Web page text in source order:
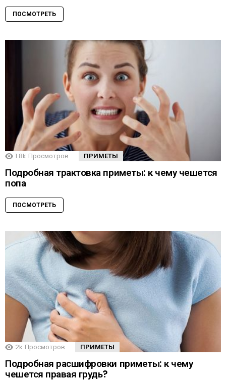
ПОСМОТРЕТЬ
1.8k Просмотров ПРИМЕТЫ
Подробная трактовка приметы: к чему чешется
попа
ПОСМОТРЕТЬ
2k Просмотров ПРИМЕТЫ
Подробная расшифровки приметы: к чему
чешется правая грудь?